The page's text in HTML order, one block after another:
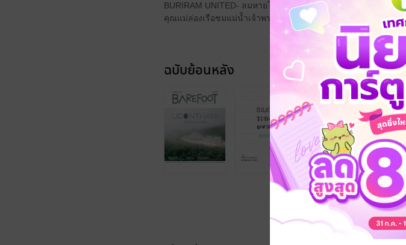
BURIRAM UNITED- ลมหายใจแห่งบุรีรัมย์, KLIM HOTEL จากมิ
คุณแม่ล่องเรือชมแม่น้ำเจ้าพระยากับอนันตราฯ
ฉบับย้อนหลัง